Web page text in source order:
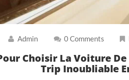
Admin 0 Comments
Choisir La Voiture
Trip Inoubliable